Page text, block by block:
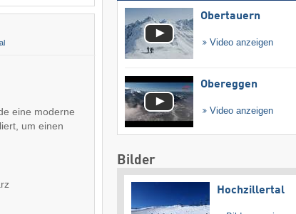
eine moderne
um einen
Obertauern
Video anzeigen
Obereggen
Video anzeigen
Bilder
Hochzillertal